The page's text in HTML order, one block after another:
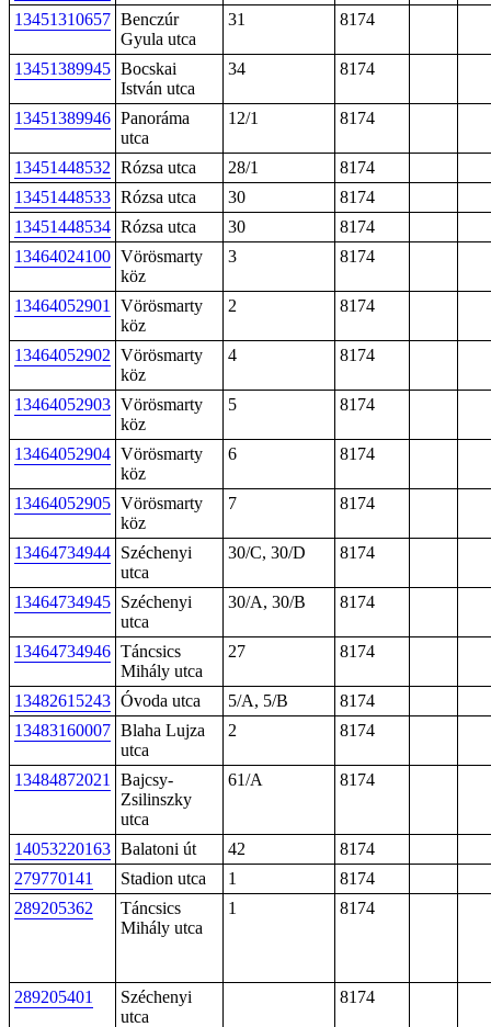
13451310657 Benczúr
Gyula utca
31 8174
13451389945 Bocskai
István utca
34 8174
13451389946 Panoráma
utca
12/1 8174
13451448532 Rózsa utca 28/1
8174
13451448533 Rózsa utca 30
8174
13451448534 Rózsa utca 30
8174
13464024100 Vörösmarty
köz
3 8174
13464052901
Vörösmarty
köz
2 8174
13464052902 Vörösmarty
köz
4 8174
13464052903 Vörösmarty
köz
5 8174
13464052904 Vörösmarty
köz
6 8174
13464052905 Vörösmarty
köz
7 8174
13464734944 Széchenyi
utca
30/C, 30/D 8174
13464734945 Széchenyi
utca
30/A, 30/B 8174
13464734946 Táncsics
Mihály utca
27 8174
13482615243 Óvoda utca 5/A, 5/B
8174
13483160007 Blaha Lujza
utca
2 8174
13484872021
Bajcsy-
Zsilinszky
utca
61/A 8174
14053220163 Balatoni út 42
8174
279770141
Stadion utca 1
8174
289205362
Táncsics
Mihály utca
1 8174
289205401
Széchenyi
utca
8174